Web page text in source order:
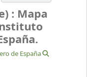
: Mapa
de España